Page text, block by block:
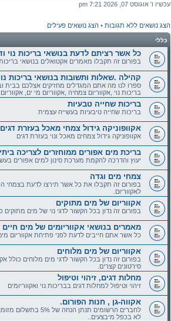
עכשיו ו' אוגוסט 07, 2026 7:21 pm
הצג נושאים ללא תגובות • הצג נושאים פעילים
כללי
כל אשר רציתם לדעת בנושאי בריכות נוי
בפורום זה תקבלו מאמרים אקטואלים בנושאי בריכות
קהילה .שאלות ותשובות בנושאי בריכות
ספרו לנו מה אתם המגדלים מחזיקים אצלכם בבית
בריכות נוי ,אקווריום צמחיה ,אקווריום מי ים, אקווריום
בריכות שחייה טבעיות
בריכות שחייה טיבעיות בעשייה עצמית
אקוופוניקה גידול צמחי מאכל בעזרת דגים
אקוופוניקה גידול צמחים מאכל ונוי בעזרת דגים
בריכת מים אפורים ממוחזרים לצריכה
יעוץ והדרכה להקמת מערכת סינון למים אפורים
צמחי מים וגדה
בפורום זה תקבלו את כל אשר תירצו לדעת בצמחי
לאקווריום.
אקווריום של מים מתוקים
בפורום זה נדון בכל הקשור לדגי נוי של מים מתוקים
מאמרים בנושאי אקווריומים של מים חיים
כל אשר אתם חייבים לדעת לפני פתיחת אקווריום
אקווריום של מים מלוחים
בפורום זה נדון בכל הקשור לדגי מים מלוחים כולל
סירטונים קצרים.
מחלות דגים, זיהוי וטיפול
זיהוי וטיפול למחלות דגים בבריכות נוי ואקווריומים
אקווה-גן , חנות הפורום.
לחברים הרשומים תנתן הנחה של 5% בתשלום מזומן
לא בכפל מיבצעים..